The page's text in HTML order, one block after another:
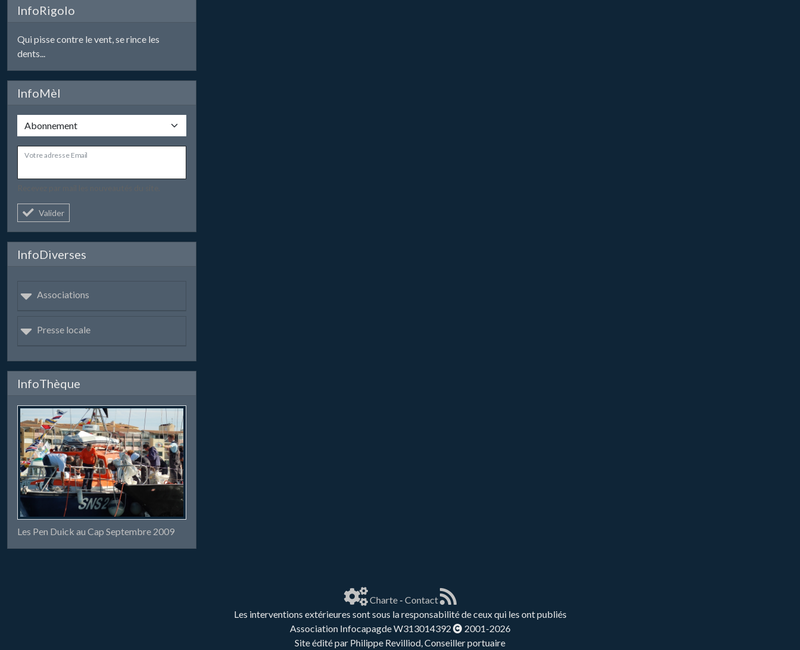
InfoRigolo
Qui pisse contre le vent, se rince les
dents...
InfoMèl
Votre adresse Email
Valider
InfoDiverses
Associations
Presse locale
InfoThèque
Les Pen Duick au Cap Septembre 2009
Charte- Contact
Les interventions extérieures sont sous la responsabilité de ceux qui les ont publiés
Association Infocapagde W313014392
2001-2026
Site édité par Philippe Revilliod, Conseiller portuaire